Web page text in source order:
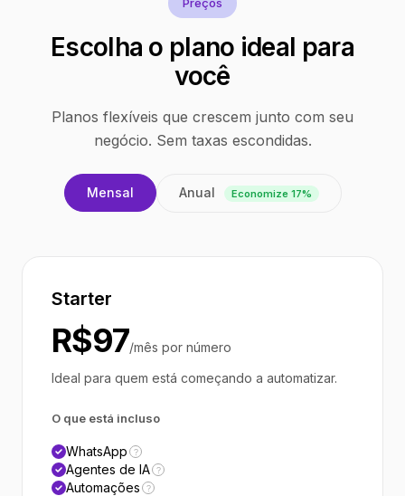
Escolha o plano ideal para
você
Planos flexíveis que crescem junto com seu
negócio. Sem taxas escondidas.
Mensal Anual Economize 17%
Starter
R$97/mês por número
Ideal para quem está começando a automatizar.
O que está incluso
WhatsApp ?
Agentes de IA ?
Automações ?